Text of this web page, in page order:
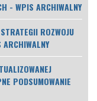
- WPIS ARCHIWALNY
ROZWOJU
PODSUMOWANIE